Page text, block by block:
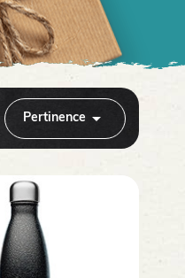
Pertinence 